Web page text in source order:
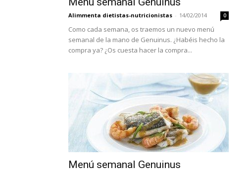
Alimmenta dietistas-nutricionistas - 14/02/2014 0
Como cada semana, os traemos un nuevo menú
semanal de la mano de Genuinus. ¿Habéis hecho la
compra ya? ¿Os cuesta hacer la compra...
Menú semanal Genuinus